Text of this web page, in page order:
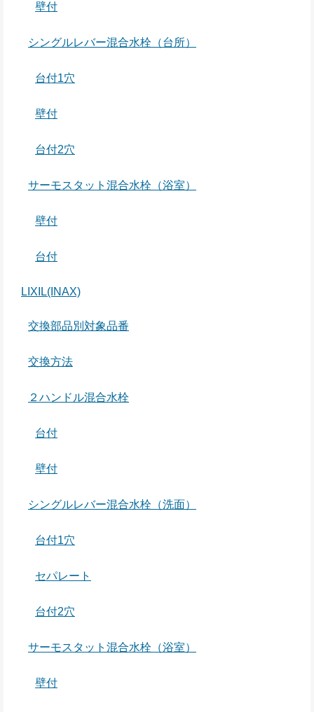
壁付
シングルレバー混合水栓（台所）
台付1穴
壁付
台付2穴
サーモスタット混合水栓（浴室）
壁付
台付
LIXIL(INAX)
交換部品別対象品番
交換方法
２ハンドル混合水栓
台付
壁付
シングルレバー混合水栓（洗面）
台付1穴
セパレート
台付2穴
サーモスタット混合水栓（浴室）
壁付